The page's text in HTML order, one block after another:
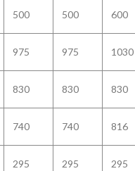
500 500 600
975 975 1030
830 830 830
740 740 816
295 295 295